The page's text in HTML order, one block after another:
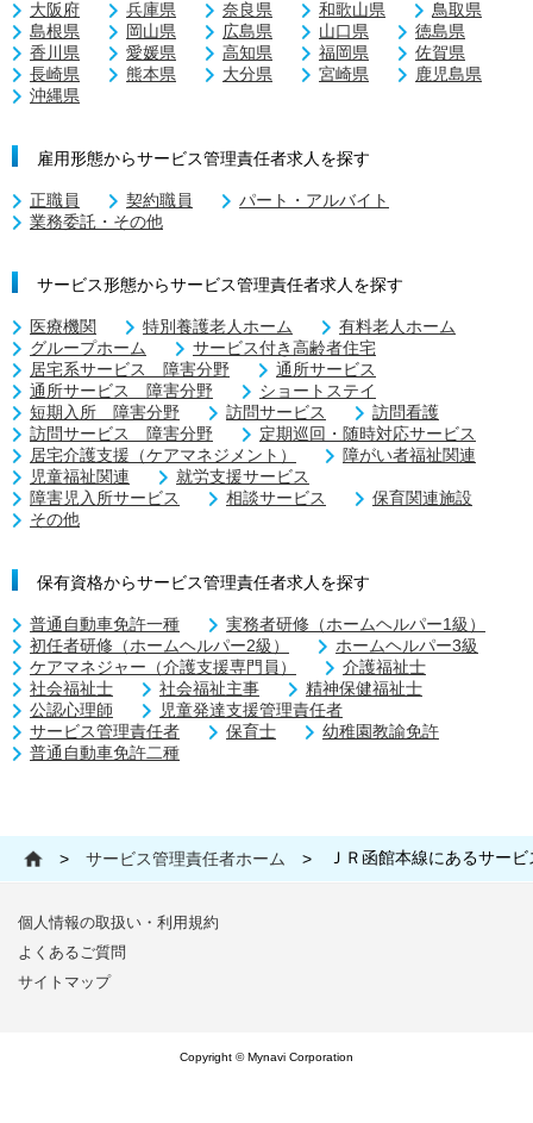
大阪府
兵庫県 奈良県 和歌山県
鳥取県
島根県
岡山県 広島県 山口県
徳島県
香川県
愛媛県 高知県 福岡県
佐賀県
長崎県
熊本県 大分県 宮崎県
鹿児島県
沖縄県
雇用形態からサービス管理責任者求人を探す
正職員 契約職員
パート・アルバイト
業務委託・その他
サービス形態からサービス管理責任者求人を探す
医療機関 特別養護老人ホーム
有料老人ホーム
グループホーム
サービス付き高齢者住宅
居宅系サービス 障害分野
通所サービス
通所サービス 障害分野
ショートステイ
短期入所 障害分野
訪問サービス
訪問看護
訪問サービス 障害分野
定期巡回・随時対応サービス
居宅介護支援（ケアマネジメント）
障がい者福祉関連
児童福祉関連
就労支援サービス
障害児入所サービス
相談サービス
保育関連施設
その他
保有資格からサービス管理責任者求人を探す
普通自動車免許一種
実務者研修（ホームヘルパー1級）
初任者研修（ホームヘルパー2級）
ホームヘルパー3級
ケアマネジャー（介護支援専門員）
介護福祉士
社会福祉士
社会福祉主事
精神保健福祉士
公認心理師
児童発達支援管理責任者
サービス管理責任者
保育士
幼稚園教諭免許
普通自動車免許二種
> サービス管理責任者ホーム > ＪＲ函館本線にあるサー
個人情報の取扱い・利用規約
よくあるご質問
サイトマップ
Copyright © Mynavi Corporation